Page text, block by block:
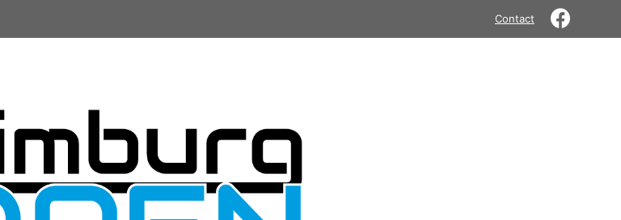
Contact